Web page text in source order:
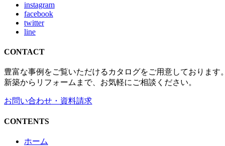
instagram
facebook
twitter
line
CONTACT
豊富な事例をご覧いただけるカタログをご用意しております。
新築からリフォームまで、お気軽にご相談ください。
お問い合わせ・資料請求
CONTENTS
ホーム